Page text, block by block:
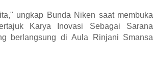
ungkap Bunda Niken saat membuka
Karya Inovasi Sebagai Sarana
berlangsung di Aula Rinjani Smansa